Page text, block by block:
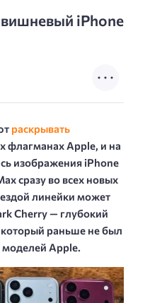
iPhone
раскрывать
флагманах Apple, и на
изображения iPhone
сразу во всех новых
линейки может
Cherry — глубокий
раньше не был
моделей Apple.